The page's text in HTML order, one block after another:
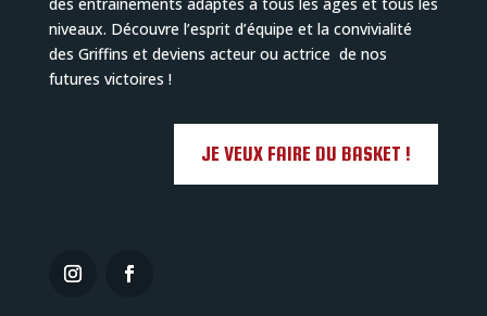
niveaux. Découvre l’esprit d’équipe et la convivialité
des Griffins et deviens acteur ou actrice de nos
futures victoires !
JE VEUX FAIRE DU BASKET !